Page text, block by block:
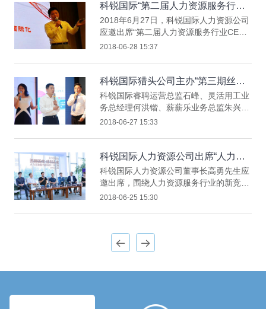
科锐国际“第二届人力资源服务行业
CEO年度学习大会”
2018年6月27日，科锐国际人力资源公司
应邀出席“第二届人力资源服务行业CEO
年度学习大会”。科锐国际人力资源公司
人力资源服务市场状况、中国市场份额与
未来的提升空间，以及科锐国际人力资源
公司前瞻的战略布局以及卓越的服务能
2018-06-28 15:37
科锐国际猎头公司主办“第三期丝路
之星企业成长计划沙龙”
科锐国际睿聘运营总监石峰、灵活用工业
务总经理何洪锴、薪薪乐业务总监朱兴曹
分别进行“新技术助力人才获取降本提
径”主题分享。
2018-06-27 15:33
科锐国际人力资源公司出席“人力资
源服务机构上市之路交流分享会”
科锐国际人力资源公司董事长高勇先生应
邀出席，围绕人力资源服务行业的新竞争
格局，分享了“人力资源服务机构的上市
观点。
2018-06-25 15:30